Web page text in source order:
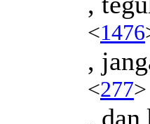
<1476
,
<277>
, dan